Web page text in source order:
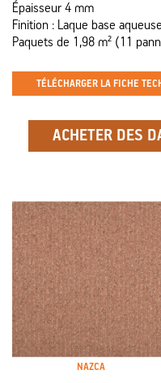
Épaisseur 4 mm
Finition : Laque base aqueuse
Paquets de 1,98 m² (11
TÉLÉCHARGER LA FICHE
ACHETER DES
NAZCA